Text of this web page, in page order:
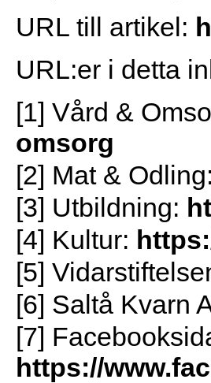
URL till artikel:
URL:er i detta
[1] Vård &
omsorg
[2] Mat & Odling:
[3] Utbildning:
[4] Kultur:
[5]
[6] Saltå Kvarn
[7]
https://